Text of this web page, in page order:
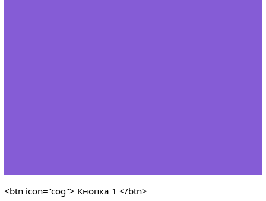
<btn icon="cog"> Кнопка 1 </btn>